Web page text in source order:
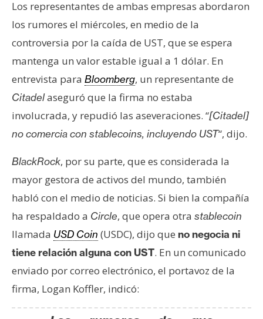
A
A
n
á
l
s
i
N
t
a
s
d
e
P
r
Los representantes de ambas empresas abordaron
los rumores el miércoles, en medio de la
controversia por la caída de UST, que se espera
mantenga un valor estable igual a 1 dólar. En
entrevista para Bloomberg, un representante de
Citadelaseguró que la firma no estaba
involucrada, y repudió las aseveraciones. “[Citadel]
no comercia con stablecoins, incluyendo UST“, dijo.
BlackRock, por su parte, que es considerada la
mayor gestora de activos del mundo, también
habló con el medio de noticias. Si bien la compañía
ha respaldado a Circle, que opera otra stablecoin
llamada USD Coin (USDC), dijo que no negocia ni
tiene relación alguna con UST. En un comunicado
enviado por correo electrónico, el portavoz de la
firma, Logan Koffler, indicó: